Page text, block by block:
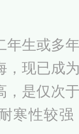
豌豆营
、纤维素
素；富含
、健脑和
、消化
症者是要
年生或多
，现已成
，是仅次
寒性较